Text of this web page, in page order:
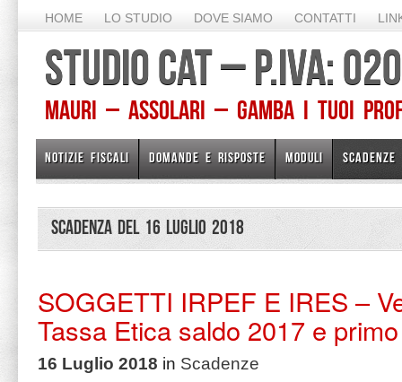
HOME LO STUDIO DOVE SIAMO CONTATTI
STUDIO CAT – P.IVA:
Mauri – Assolari – Gamba I TUOI
NOTIZIE FISCALI DOMANDE E RISPOSTE MODULI SCADENZE
Scadenza del 16 Luglio 2018
SOGGETTI IRPEF E IRES –
Tassa Etica saldo 2017 e
16 Luglio 2018 in Scadenze